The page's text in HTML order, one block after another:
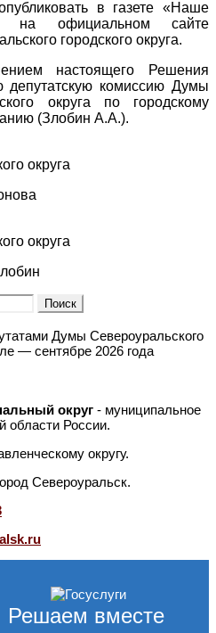
в газете «Наше
на официальном сайте
городского округа.
настоящего Решения
депутатскую комиссию Думы
округа по городскому
(Злобин А.А.).
округа
округа
Думы Североуральского
— сентябре 2026 года
округ - муниципальное
области России.
округу.
Североуральск.
Решаем вместе